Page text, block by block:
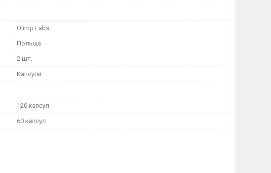
Olimp Labs
Польща
2 шт.
Капсули
120 капсул
60 капсул